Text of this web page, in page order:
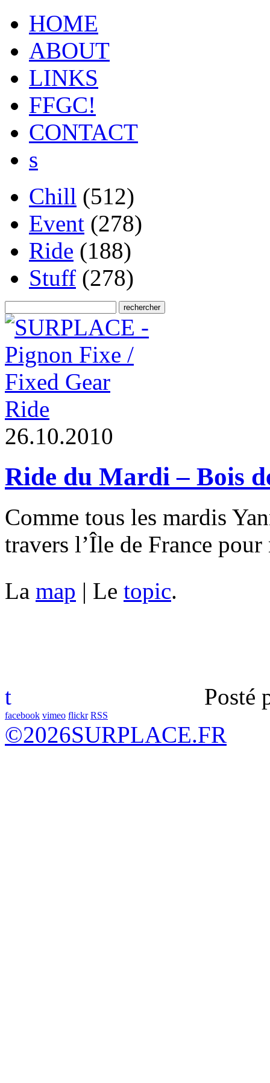
HOME
ABOUT
LINKS
FFGC!
CONTACT
s
Chill (512)
Event (278)
Ride (188)
Stuff (278)
Ride
26.10.2010
Ride du Mardi – Bois
Comme tous les mardis
travers l’Île de France
La map | Le topic.
t Posté
facebook vimeo flickr RSS
©2026SURPLACE.FR